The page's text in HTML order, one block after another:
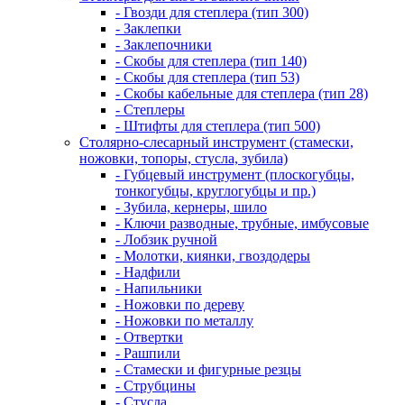
- Гвозди для степлера (тип 300)
- Заклепки
- Заклепочники
- Скобы для степлера (тип 140)
- Скобы для степлера (тип 53)
- Скобы кабельные для степлера (тип 28)
- Степлеры
- Штифты для степлера (тип 500)
Столярно-слесарный инструмент (стамески,
ножовки, топоры, стусла, зубила)
- Губцевый инструмент (плоскогубцы,
тонкогубцы, круглогубцы и пр.)
- Зубила, кернеры, шило
- Ключи разводные, трубные, имбусовые
- Лобзик ручной
- Молотки, киянки, гвоздодеры
- Надфили
- Напильники
- Ножовки по дереву
- Ножовки по металлу
- Отвертки
- Рашпили
- Стамески и фигурные резцы
- Струбцины
- Стусла